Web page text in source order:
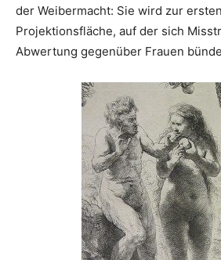
der Weibermacht: Sie wird zur
Projektionsfläche, auf der sich
Abwertung gegenüber Frauen